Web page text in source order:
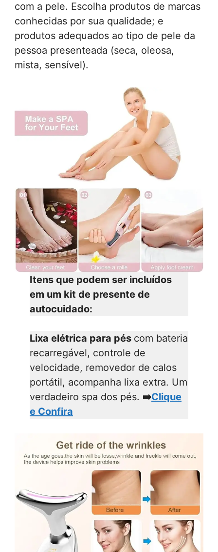
com a pele. Escolha produtos de marcas
conhecidas por sua qualidade; e
produtos adequados ao tipo de pele da
pessoa presenteada (seca, oleosa,
mista, sensível).
Itens que podem ser incluídos
em um kit de presente de
autocuidado:
Lixa elétrica para pés com bateria
recarregável, controle de
velocidade, removedor de calos
portátil, acompanha lixa extra. Um
verdadeiro spa dos pés. ➡️Clique
e Confira